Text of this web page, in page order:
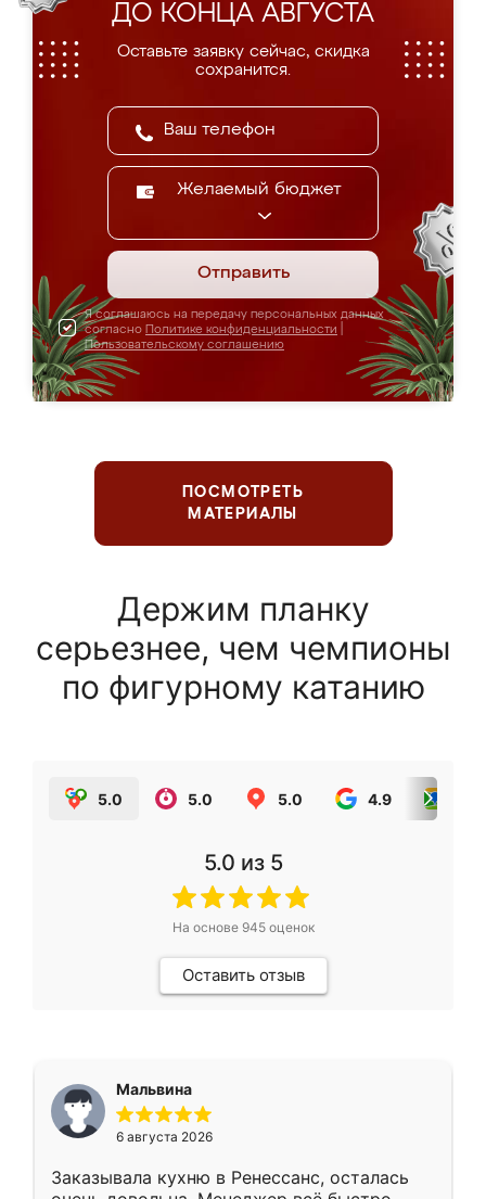
ДО КОНЦА АВГУСТА
Оставьте заявку сейчас, скидка
сохранится.
Желаемый бюджет
Отправить
Я соглашаюсь на передачу персональных данных
согласно Политике конфиденциальности
Пользовательскому соглашению
ПОСМОТРЕТЬ
МАТЕРИАЛЫ
Держим планку
серьезнее, чем чемпионы
по фигурному катанию
5.0 5.0 5.0 4.9
5.0 из 5
На основе 945оценок
Оставить отзыв
Мальвина
6 августа 2026
Заказывала кухню в Ренессанс, осталась